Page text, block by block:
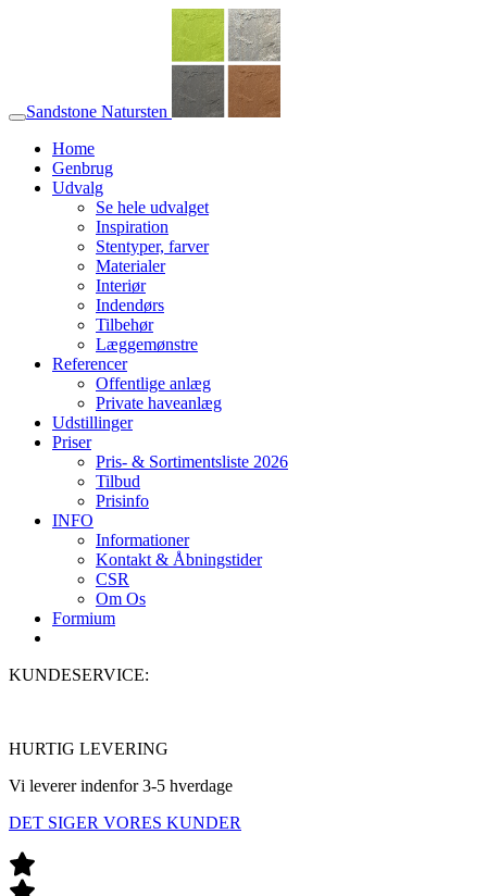
Sandstone Natursten
Home
Genbrug
Udvalg
Se hele udvalget
Inspiration
Stentyper, farver
Materialer
Interiør
Indendørs
Tilbehør
Læggemønstre
Referencer
Offentlige anlæg
Private haveanlæg
Udstillinger
Priser
Pris- & Sortimentsliste 2026
Tilbud
Prisinfo
INFO
Informationer
Kontakt & Åbningstider
CSR
Om Os
Formium
KUNDESERVICE:
HURTIG LEVERING
Vi leverer indenfor 3-5 hverdage
DET SIGER VORES KUNDER